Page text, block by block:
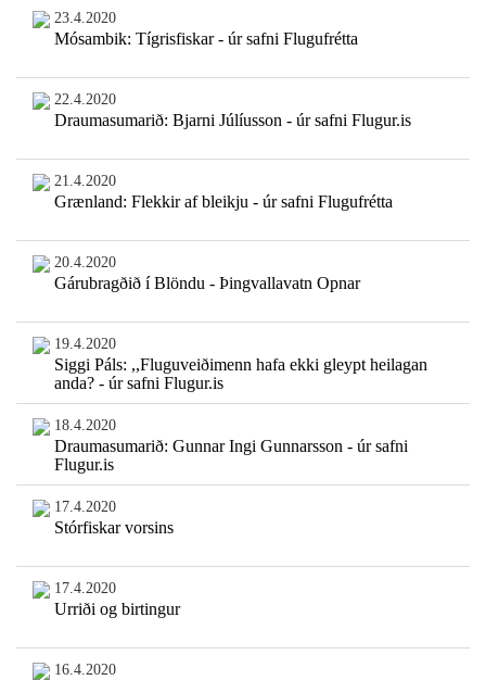
23.4.2020
Mósambik: Tígrisfiskar - úr safni Flugufrétta
22.4.2020
Draumasumarið: Bjarni Júlíusson - úr safni Flugur.is
21.4.2020
Grænland: Flekkir af bleikju - úr safni Flugufrétta
20.4.2020
Gárubragðið í Blöndu - Þingvallavatn Opnar
19.4.2020
Siggi Páls: ,,Fluguveiðimenn hafa ekki gleypt heilagan
anda? - úr safni Flugur.is
18.4.2020
Draumasumarið: Gunnar Ingi Gunnarsson - úr safni
Flugur.is
17.4.2020
Stórfiskar vorsins
17.4.2020
Urriði og birtingur
16.4.2020